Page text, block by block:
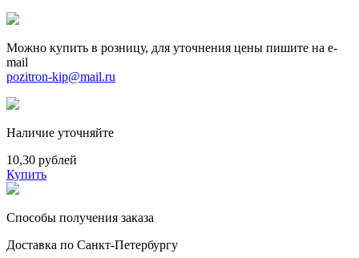
Можно купить в розницу, для уточнения цены пишите на e-
mail
pozitron-kip@mail.ru
Наличие уточняйте
10,30 рублей
Купить
Способы получения заказа
Доставка по Санкт-Петербургу